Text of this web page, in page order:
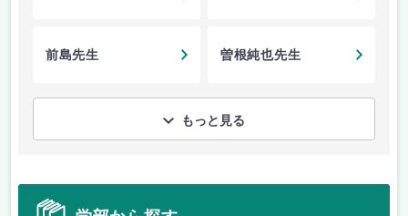
前島先生 曽根純也先生
もっと見る